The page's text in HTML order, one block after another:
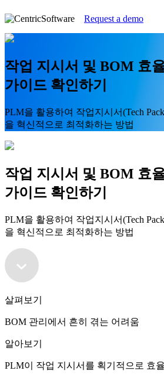
Request a demo
작업 지시서 및 BOM 효
가이드 확인하기
PLM을 활용하여 작업지시서(Tech
을 혁신적으로 최적화하는 방법
작업 지시서 및 BOM 효
가이드 확인하기
PLM을 활용하여 작업지시서(Tech
을 혁신적으로 최적화하는 방법
살펴보기
BOM 관리에서 흔히 겪는 어려움
알아보기
PLM이 작업 지시서를 획기적으로 효